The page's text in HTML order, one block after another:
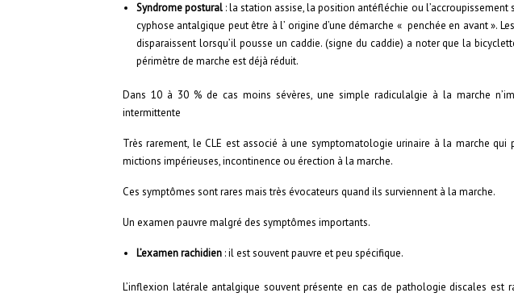
Syndrome postural : la station assise, la position antéfléchie ou
cyphose antalgique peut être à l’ origine d’une démarche « penchée en avant ».
disparaissent lorsqu’il pousse un caddie. (signe du caddie) a noter que la
périmètre de marche est déjà réduit.
Dans 10 à 30 % de cas moins sévères, une simple radiculalgie à la marche
intermittente
Très rarement, le CLE est associé à une symptomatologie urinaire à la marche qui
mictions impérieuses, incontinence ou érection à la marche.
Ces symptômes sont rares mais très évocateurs quand ils surviennent à la marche.
Un examen pauvre malgré des symptômes importants.
L’examen rachidien : il est souvent pauvre et peu spécifique.
L’inflexion latérale antalgique souvent présente en cas de pathologie discales est